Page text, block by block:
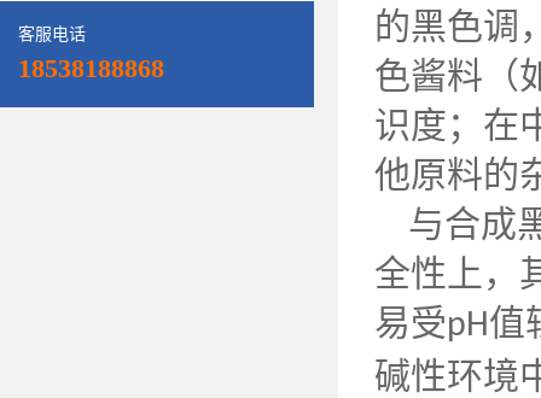
客服电话
18538188868
的黑色调
色酱料（
识度；在
他原料的
与合成
全性上，
易受pH值
碱性环境